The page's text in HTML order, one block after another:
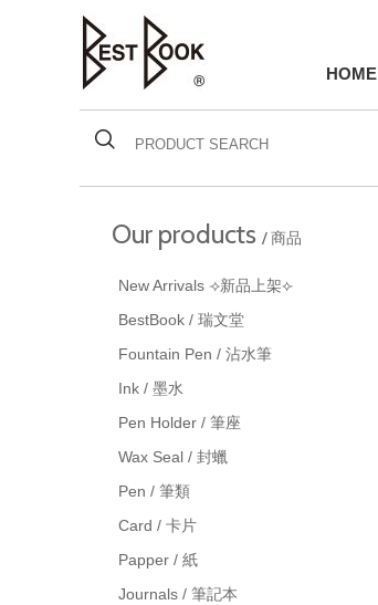
HOME
Our products/ 商品
New Arrivals ⟢新品上架⟣
BestBook / 瑞文堂
Fountain Pen / 沾水筆
Ink / 墨水
Pen Holder / 筆座
Wax Seal / 封蠟
Pen / 筆類
Card / 卡片
Papper / 紙
Journals / 筆記本